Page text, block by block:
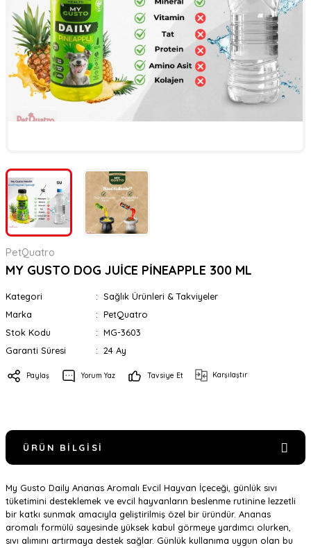
PetQuatro
MY GUSTO DOG JUİCE PİNEAPPLE 300 ML
Kategori
Sağlık Ürünleri & Takviyeler
Marka
PetQuatro
Stok Kodu
MG-3603
Garanti Süresi
24 Ay
Paylaş Yorum Yaz Tavsiye Et Karşılaştır
ÜRÜN BILGISI
My Gusto Daily Ananas Aromalı Evcil Hayvan İçeceği, günlük sıvı
tüketimini desteklemek ve evcil hayvanların beslenme rutinine lezzetli
bir katkı sunmak amacıyla geliştirilmiş özel bir üründür. Ananas
aromalı formülü sayesinde yüksek kabul görmeye yardımcı olurken,
sıvı alımını artırmaya destek sağlar. Günlük kullanıma uygun olan bu